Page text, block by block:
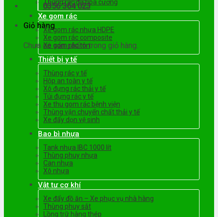
0356 364 023
Giỏ hàng
Chưa có sản phẩm trong giỏ hàng.
Thùng rác đá hoa cương
Xe gom rác
Xe gom rác nhựa HDPE
Xe gom rác composite
Xe gom rác tôn
Thiết bị y tế
Thùng rác y tế
Hộp an toàn y tế
Xô đựng rác thải y tế
Túi đựng rác y tế
Xe thu gom rác bệnh viện
Thùng vận chuyển chất thải y tế
Xe đẩy dọn vệ sinh
Bao bì nhựa
Tank nhựa IBC 1000 lít
Thùng phuy nhựa
Can nhựa
Xô nhựa
Vật tư cơ khí
Xe đẩy đồ ăn – Xe phục vụ nhà hàng
Thùng phuy sắt
Lồng trữ hàng thép